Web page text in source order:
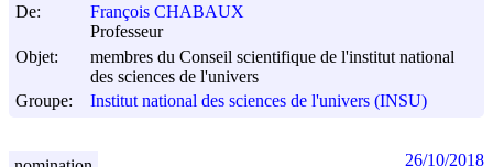
De:
François CHABAUX
Professeur
Objet:
membres du Conseil scientifique de l'institut national
des sciences de l'univers
Groupe:
Institut national des sciences de l'univers (INSU)
26/10/2018